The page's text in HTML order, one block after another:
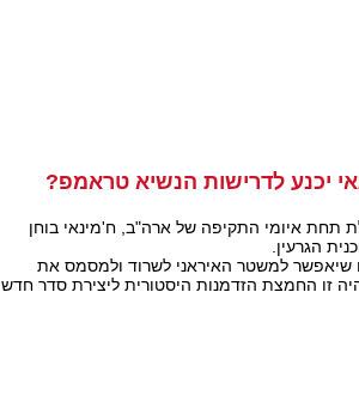
יכנע לדרישות הנשיא טראמפ?
תחת איומי התקיפה של ארה"ב, ח'מינאי בוחן
הגרעין.
שיאפשר למשטר האיראני לשרוד ולמסמס את
זו החמצת הזדמנות היסטורית ליצירת סדר חדש